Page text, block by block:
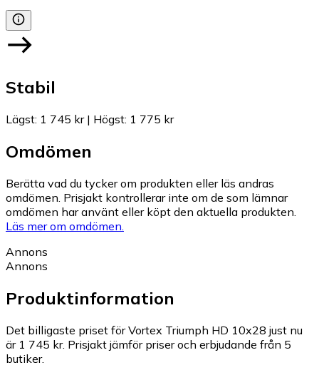
Stabil
Lägst: 1 745 kr| Högst: 1 775 kr
Omdömen
Berätta vad du tycker om produkten eller läs andras
omdömen. Prisjakt kontrollerar inte om de som lämnar
omdömen har använt eller köpt den aktuella produkten.
Läs mer om omdömen.
Annons
Annons
Produktinformation
Det billigaste priset för Vortex Triumph HD 10x28 just nu
är 1 745 kr. Prisjakt jämför priser och erbjudande från 5
butiker.